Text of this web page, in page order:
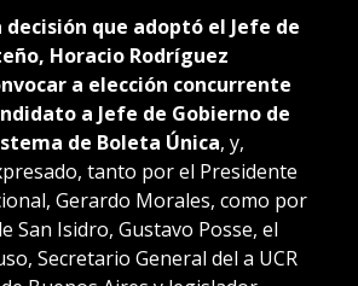
decisión que adoptó el Jefe de
Horacio Rodríguez
a elección concurrente
a Jefe de Gobierno de
de Boleta Única, y,
tanto por el Presidente
Gerardo Morales, como por
San Isidro, Gustavo Posse, el
Secretario General del a UCR